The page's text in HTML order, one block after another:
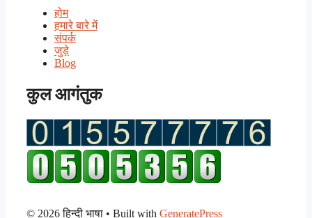
होम
हमारे बारे में
संपर्क
जुड़े
Blog
कुल आगंतुक
© 2026 हिन्दी भाषा • Built with GeneratePress